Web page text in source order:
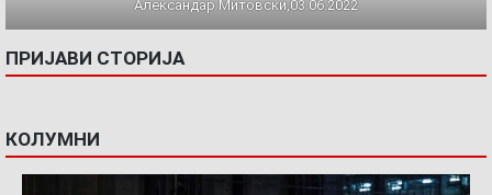
Александар Митовски,03.06.2022
ПРИЈАВИ СТОРИЈА
КОЛУМНИ